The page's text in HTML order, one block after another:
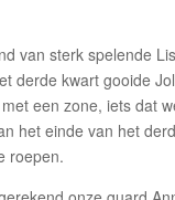
van sterk spelende
derde kwart gooide
een zone, iets dat
het einde van het
roepen.